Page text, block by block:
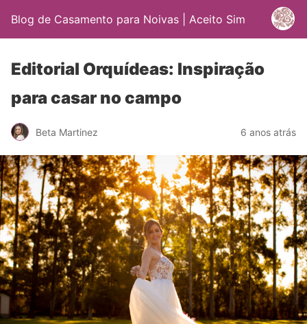
Blog de Casamento para Noivas | Aceito Sim
Editorial Orquídeas: Inspiração
para casar no campo
Beta Martinez 6 anos atrás